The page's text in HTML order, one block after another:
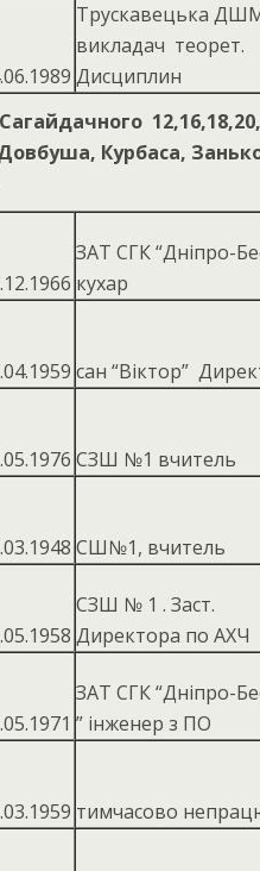
Трускавецька
викладач теорет.
Дисциплин
Курбаса,
ЗАТ СГК “Дніпро-
кухар
сан “Віктор”
СЗШ №1 вчитель
СШ№1, вчитель
СЗШ № 1 . Заст.
Директора по АХЧ
ЗАТ СГК “Дніпро-
” інженер з ПО
тимчасово